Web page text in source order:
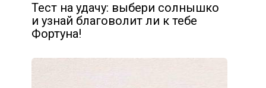
Тест на удачу: выбери солнышко
и узнай благоволит ли к тебе
Фортуна!